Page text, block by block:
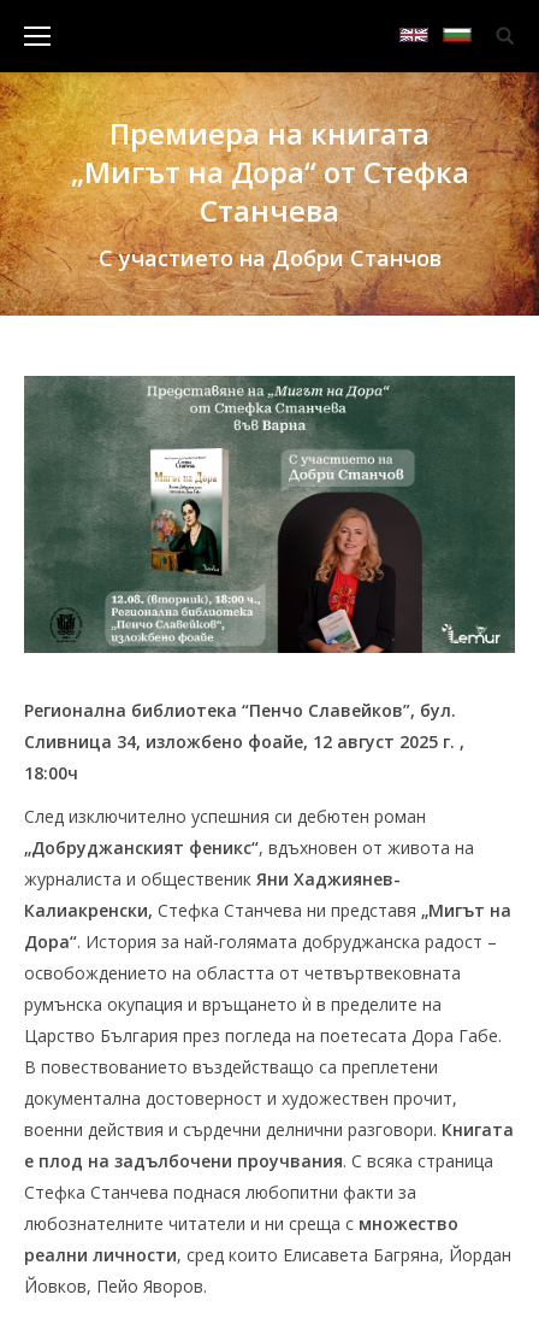
Премиера на книгата
„Мигът на Дора“ от Стефка
Станчева
С участието на Добри Станчов
Регионална библиотека “Пенчо Славейков”, бул.
Сливница 34, изложбено фоайе, 12 август 2025 г. ,
18:00ч
След изключително успешния си дебютен роман
„Добруджанският феникс“, вдъхновен от живота на
журналиста и общественик Яни Хаджиянев-
Калиакренски, Стефка Станчева ни представя „Мигът на
Дора“. История за най-голямата добруджанска радост –
освобождението на областта от четвъртвековната
румънска окупация и връщането ѝ в пределите на
Царство България през погледа на поетесата Дора Габе.
В повествованието въздействащо са преплетени
документална достоверност и художествен прочит,
военни действия и сърдечни делнични разговори. Книгата
е плод на задълбочени проучвания. С всяка страница
Стефка Станчева поднася любопитни факти за
любознателните читатели и ни среща с множество
реални личности, сред които Елисавета Багряна, Йордан
Йовков, Пейо Яворов.